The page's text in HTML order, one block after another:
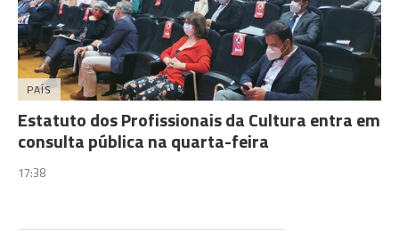
PAÍS
Estatuto dos Profissionais da Cultura entra em
consulta pública na quarta-feira
17:38